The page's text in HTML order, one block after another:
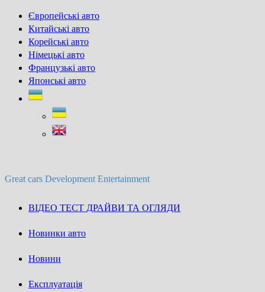
Skip
content
Європейські авто
Китайські авто
Корейські авто
Німецькі авто
Французькі авто
Японські авто
Great cars Development Entertainment
ВІДЕО ТЕСТ ДРАЙВИ ТА ОГЛЯДИ
Новинки авто
Новини
Експлуатація